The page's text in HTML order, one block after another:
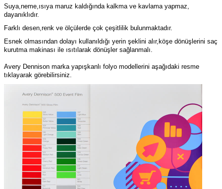
Suya,neme,ısıya maruz kaldığında kalkma ve kavlama yapmaz,
dayanıklıdır.
Farklı desen,renk ve ölçülerde çok çeşitlilik bulunmaktadır.
Esnek olmasından dolayı kullanıldığı yerin şeklini alır,köşe dönüşlerini saç
kurutma makinası ile ısıtılarak dönüşler sağlanmalı.
Avery Dennison marka yapışkanlı folyo modellerini aşağıdaki resme
tıklayarak görebilirsiniz.